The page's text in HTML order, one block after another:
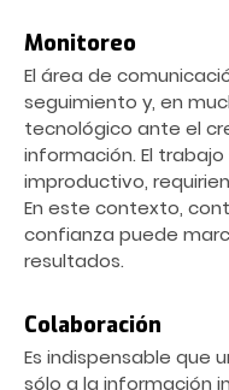
Monitoreo
El área de
seguimiento y, en
tecnológico ante el
información. El
improductivo,
En este contexto,
confianza puede
resultados.
Colaboración
Es indispensable que
sólo a la información